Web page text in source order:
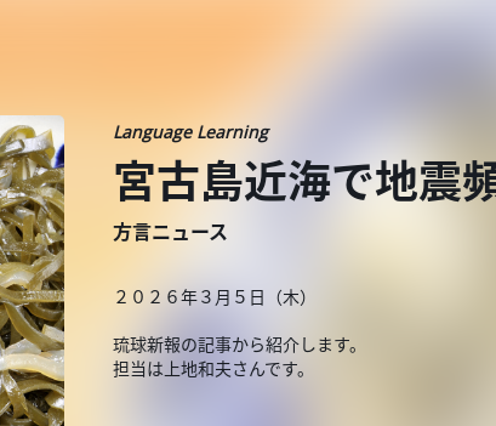
Language Learning
宮古島近海で地震
方言ニュース
２０２６年３月５日（木）
琉球新報の記事から紹介します。
担当は上地和夫さんです。